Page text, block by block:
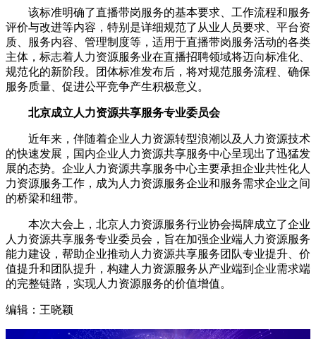
该标准明确了直播带岗服务的基本要求、工作流程和服务
评价与改进等内容，特别是详细规范了从业人员要求、平台资
质、服务内容、管理制度等，适用于直播带岗服务活动的各类
主体，标志着人力资源服务业在直播招聘领域将迈向标准化、
规范化的新阶段。团体标准发布后，将对规范服务流程、确保
服务质量、促进公平竞争产生积极意义。
北京成立人力资源共享服务专业委员会
近年来，伴随着企业人力资源转型浪潮以及人力资源技术
的快速发展，国内企业人力资源共享服务中心呈现出了迅猛发
展的态势。企业人力资源共享服务中心主要承担企业共性化人
力资源服务工作，成为人力资源服务企业和服务需求企业之间
的桥梁和纽带。
本次大会上，北京人力资源服务行业协会揭牌成立了企业
人力资源共享服务专业委员会，旨在加强企业端人力资源服务
能力建设，帮助企业推动人力资源共享服务团队专业提升、价
值提升和团队提升，构建人力资源服务从产业端到企业需求端
的完整链路，实现人力资源服务的价值增值。
编辑：王晓颖